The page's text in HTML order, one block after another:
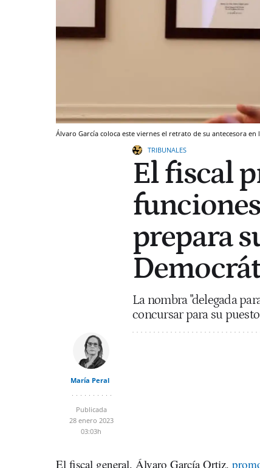
Álvaro García coloca este viernes el retrato de su antecesora en
TRIBUNALES
El fiscal
prepara
La nombra "delegada
concursar para su
María Peral
Publicada
28 enero 2023
03:03h
El fiscal general, Álvaro García Ortiz,